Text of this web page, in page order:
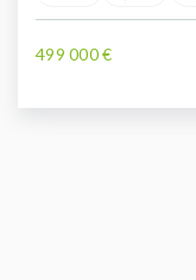
499 000 €